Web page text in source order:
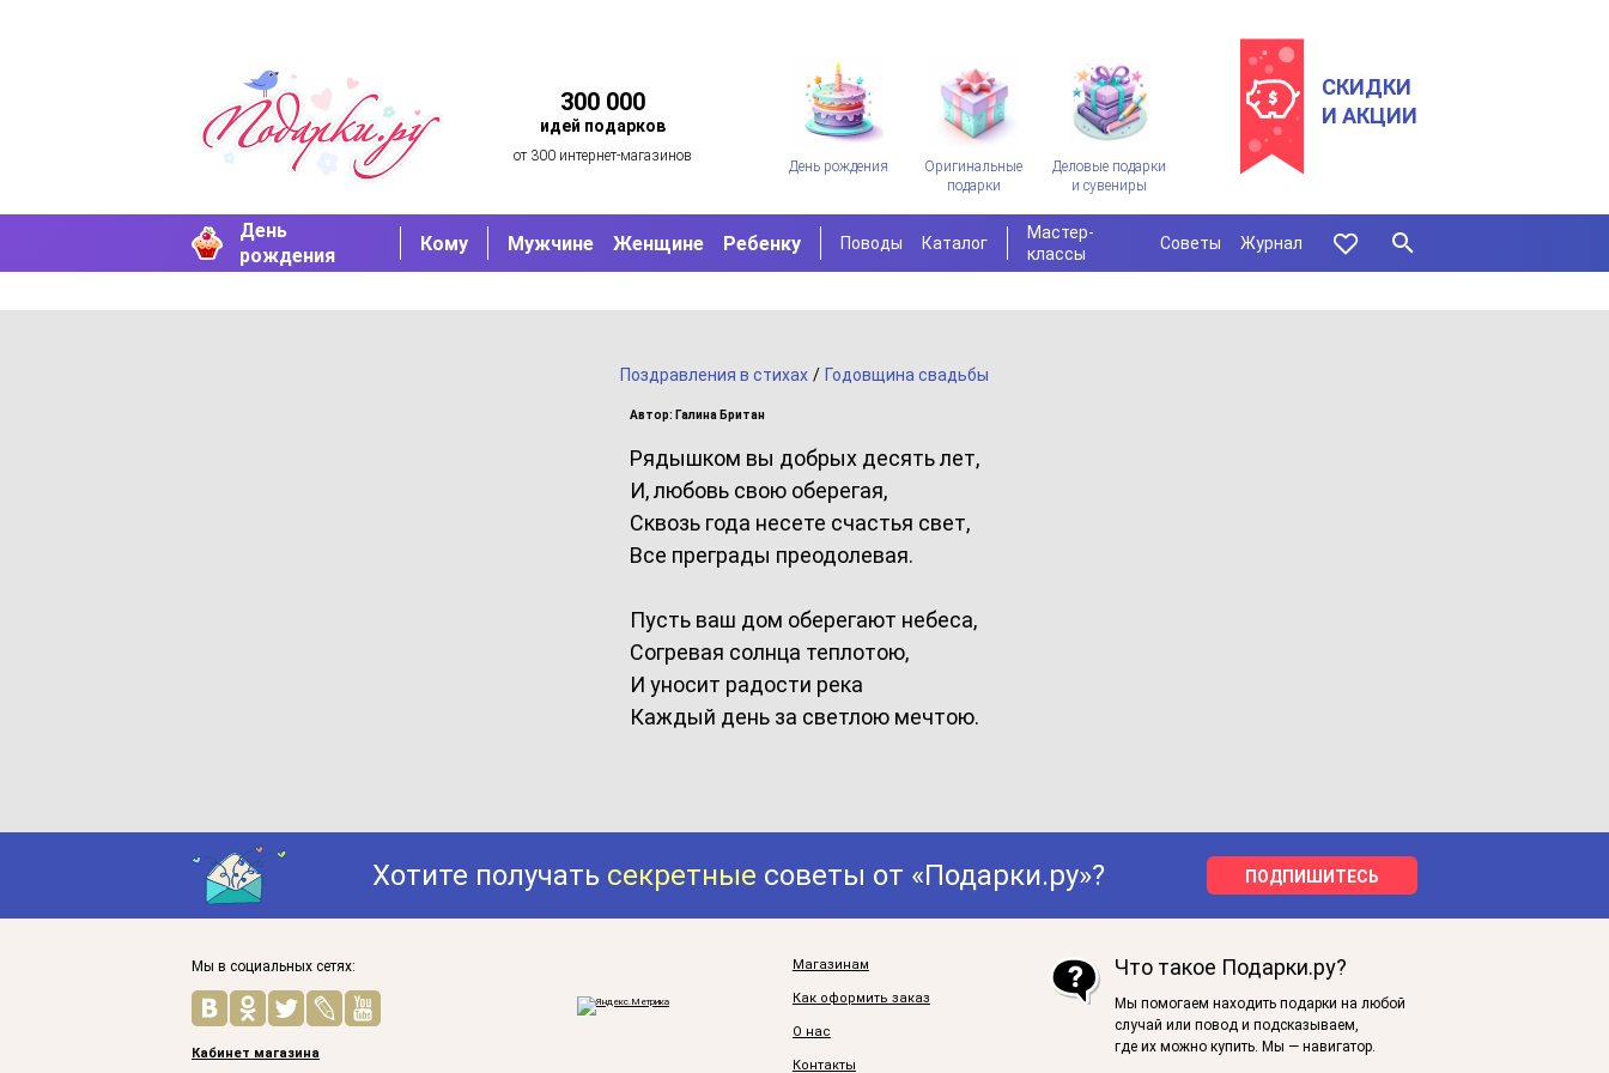
300 000
идей подарков
от 300 интернет-магазинов
День рождения
Оригинальные
подарки
Деловые подарки
и сувениры
СКИДКИ
И АКЦИИ
День
рождения
Кому Мужчине Женщине Ребенку Поводы Каталог
Мастер-
классы
Советы Журнал
Поздравления в стихах / Годовщина свадьбы
Автор: Галина Британ
Рядышком вы добрых десять лет,
И, любовь свою оберегая,
Сквозь года несете счастья свет,
Все преграды преодолевая.
Пусть ваш дом оберегают небеса,
Согревая солнца теплотою,
И уносит радости река
Каждый день за светлою мечтою.
Хотите получать секретные советы от «Подарки.ру»? ПОДПИШИТЕСЬ
Мы в социальных сетях:
Кабинет магазина
Магазинам
Как оформить заказ
О нас
Контакты
Что такое Подарки.ру?
Мы помогаем находить подарки на любой
случай или повод и подсказываем,
где их можно купить. Мы — навигатор.